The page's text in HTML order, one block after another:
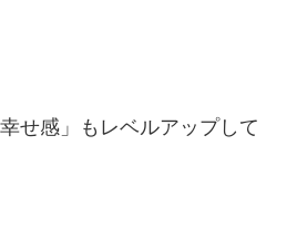
せ感」もレベルアップして